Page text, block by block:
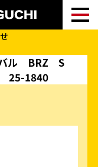
ル BRZ S
25-1840